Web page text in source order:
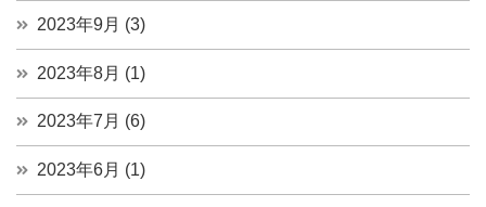
2023年9月 (3)
2023年8月 (1)
2023年7月 (6)
2023年6月 (1)